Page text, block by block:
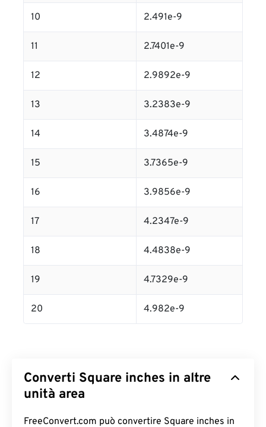
10 2.491e-9
11 2.7401e-9
12 2.9892e-9
13 3.2383e-9
14 3.4874e-9
15 3.7365e-9
16 3.9856e-9
17 4.2347e-9
18 4.4838e-9
19 4.7329e-9
20 4.982e-9
Converti Square inches in altre
unità area
FreeConvert.com può convertire Square inches in